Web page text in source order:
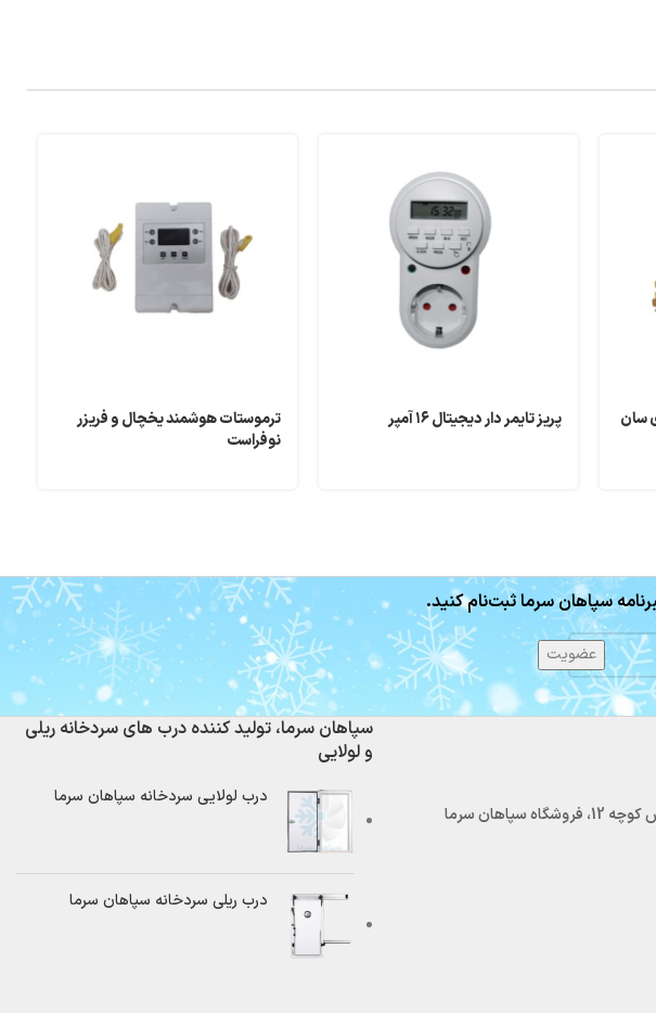
سان پریز تایمر دار دیجیتال ۱۶ آمپر
ترموستات هوشمند یخچال و فریزر
نوفراست
سپاهان سرما ثبت‌نام کنید.
سرما
سپاهان سرما، تولید کننده درب های سردخانه ریلی
و لولایی
درب لولایی سردخانه سپاهان سرما
درب ریلی سردخانه سپاهان سرما